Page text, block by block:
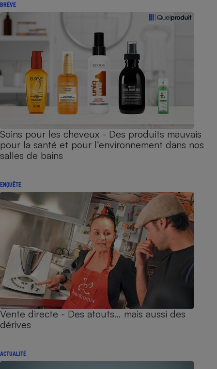
BRÈVE
Soins pour les cheveux - Des produits mauvais
pour la santé et pour l’environnement dans nos
salles de bains
ENQUÊTE
Vente directe - Des atouts… mais aussi des
dérives
ACTUALITÉ